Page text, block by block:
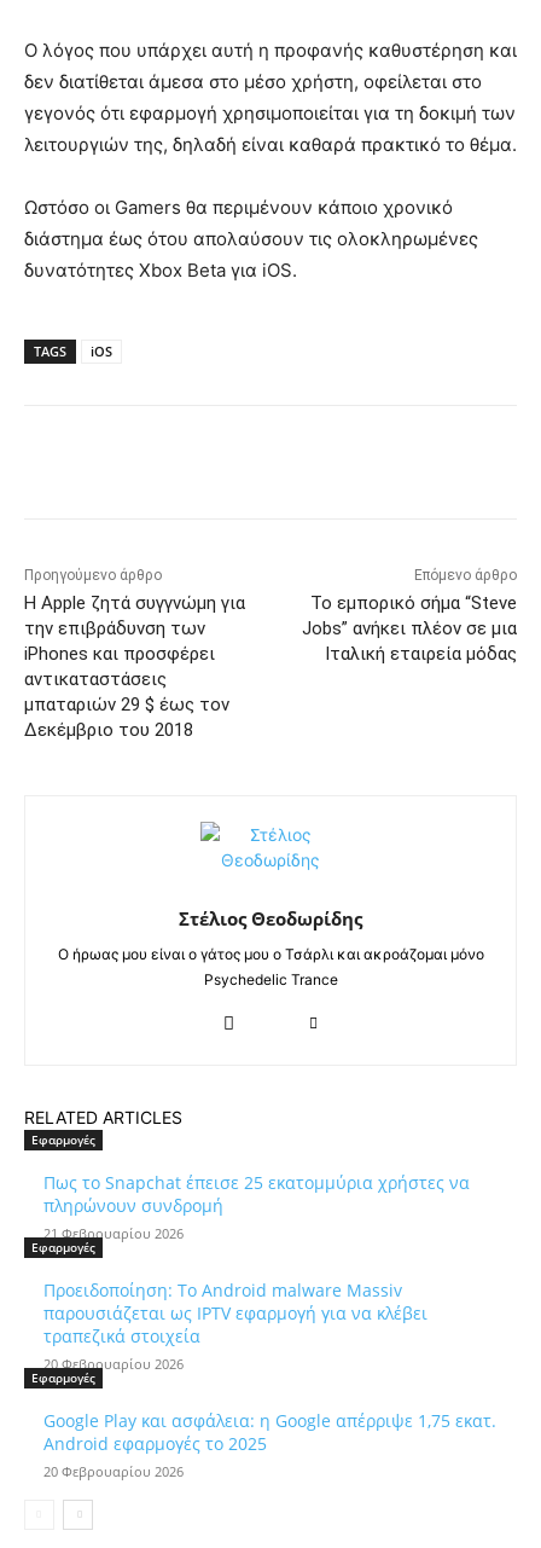
Ο λόγος που υπάρχει αυτή η προφανής καθυστέρηση και
δεν διατίθεται άμεσα στο μέσο χρήστη, οφείλεται στο
γεγονός ότι εφαρμογή χρησιμοποιείται για τη δοκιμή των
λειτουργιών της, δηλαδή είναι καθαρά πρακτικό το θέμα.
Ωστόσο οι Gamers θα περιμένουν κάποιο χρονικό
διάστημα έως ότου απολαύσουν τις ολοκληρωμένες
δυνατότητες Xbox Beta για iOS.
TAGS iOS
Προηγούμενο άρθρο
Η Apple ζητά συγγνώμη για
την επιβράδυνση των
iPhones και προσφέρει
αντικαταστάσεις
μπαταριών 29 $ έως τον
Δεκέμβριο του 2018
Επόμενο άρθρο
Το εμπορικό σήμα “Steve
Jobs” ανήκει πλέον σε μια
Ιταλική εταιρεία μόδας
Στέλιος Θεοδωρίδης
Ο ήρωας μου είναι ο γάτος μου ο Τσάρλι και ακροάζομαι μόνο
Psychedelic Trance
RELATED ARTICLES
Εφαρμογές
Πως το Snapchat έπεισε 25 εκατομμύρια χρήστες να
πληρώνουν συνδρομή
21 Φεβρουαρίου 2026
Εφαρμογές
Προειδοποίηση: Το Android malware Massiv
παρουσιάζεται ως IPTV εφαρμογή για να κλέβει
τραπεζικά στοιχεία
20 Φεβρουαρίου 2026
Εφαρμογές
Google Play και ασφάλεια: η Google απέρριψε 1,75 εκατ.
Android εφαρμογές το 2025
20 Φεβρουαρίου 2026